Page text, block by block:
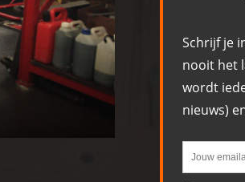
Schrijf je
nooit het
wordt
nieuws)